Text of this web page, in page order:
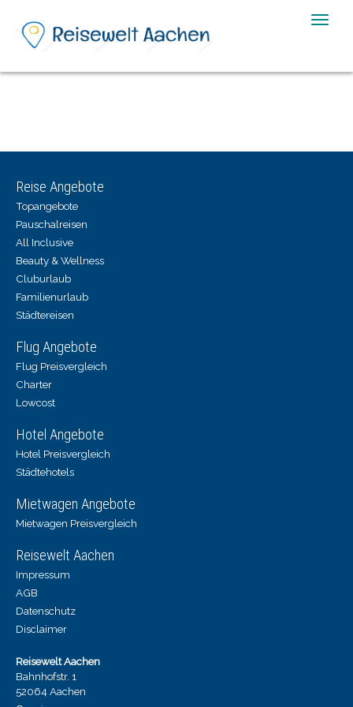
Toggle
Reise Angebote
Topangebote
Pauschalreisen
All Inclusive
Beauty & Wellness
Cluburlaub
Familienurlaub
Städtereisen
Flug Angebote
Flug Preisvergleich
Charter
Lowcost
Hotel Angebote
Hotel Preisvergleich
Städtehotels
Mietwagen Angebote
Mietwagen Preisvergleich
Reisewelt Aachen
Impressum
AGB
Datenschutz
Disclaimer
Reisewelt Aachen
Bahnhofstr. 1
52064 Aachen